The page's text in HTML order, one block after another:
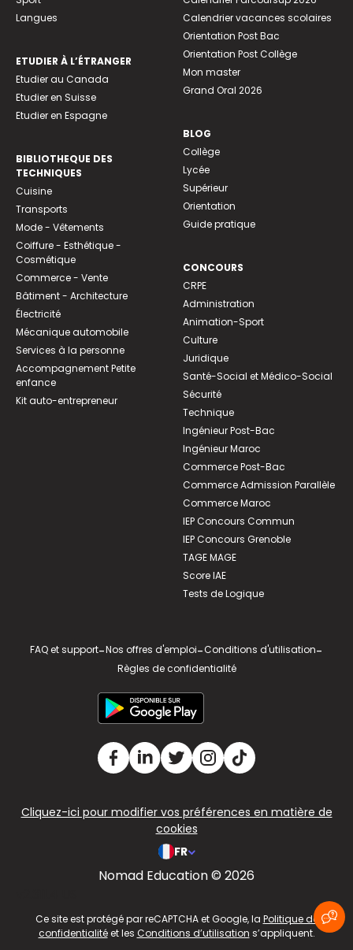
Langues
ETUDIER À L’ÉTRANGER
Etudier au Canada
Etudier en Suisse
Etudier en Espagne
BIBLIOTHEQUE DES
TECHNIQUES
Cuisine
Transports
Mode - Vêtements
Coiffure - Esthétique -
Cosmétique
Commerce - Vente
Bâtiment - Architecture
Électricité
Mécanique automobile
Services à la personne
Accompagnement Petite
enfance
Kit auto-entrepreneur
Calendrier vacances scolaires
Orientation Post Bac
Orientation Post Collège
Mon master
Grand Oral 2026
BLOG
Collège
Lycée
Supérieur
Orientation
Guide pratique
CONCOURS
CRPE
Administration
Animation-Sport
Culture
Juridique
Santé-Social et Médico-Social
Sécurité
Technique
Ingénieur Post-Bac
Ingénieur Maroc
Commerce Post-Bac
Commerce Admission Parallèle
Commerce Maroc
IEP Concours Commun
IEP Concours Grenoble
TAGE MAGE
Score IAE
Tests de Logique
FAQ et support-Nos offres d'emploi-Conditions d'utilisation-
Règles de confidentialité
Cliquez-ici pour modifier vos préférences en matière de
cookies
FR
Nomad Education © 2026
Ce site est protégé par reCAPTCHA et Google, la Politique de
confidentialitéet les Conditions d’utilisation s’appliquent.